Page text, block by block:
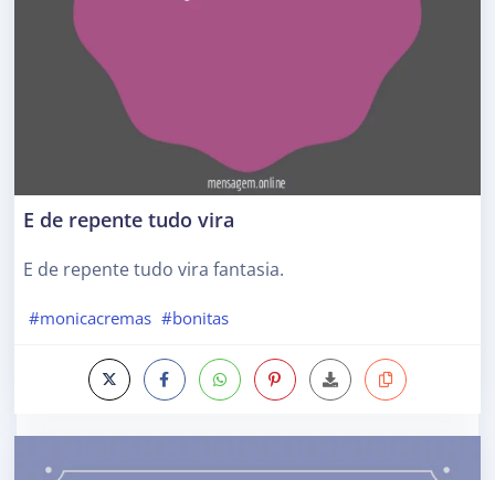
E de repente tudo vira
E de repente tudo vira fantasia.
#monicacremas #bonitas